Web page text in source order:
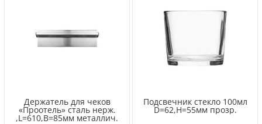
Держатель для чеков
«Проотель» сталь нерж.
,L=610,B=85мм металлич.
Подсвечник стекло 100мл
D=62,H=55мм прозр.